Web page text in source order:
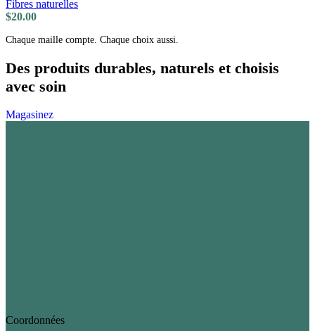
Fibres naturelles
$20.00
Chaque maille compte. Chaque choix aussi.
Des produits durables, naturels et choisis
avec soin
Magasinez
Coordonnées